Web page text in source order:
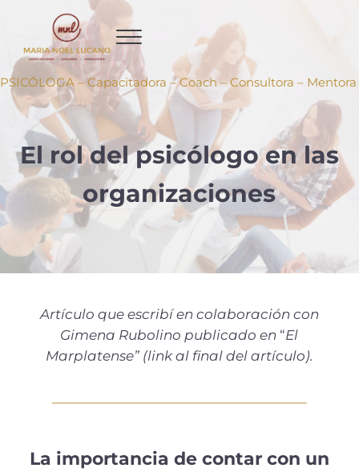
Ir al contenido principal
Skip to header right navigation
Skip to site footer
PSICÓLOGA – Capacitadora – Coach – Consultora – Mentora
El rol del psicólogo en las
organizaciones
Artículo que escribí en colaboración con
Gimena Rubolino publicado en “El
Marplatense” (link al final del artículo).
La importancia de contar con un